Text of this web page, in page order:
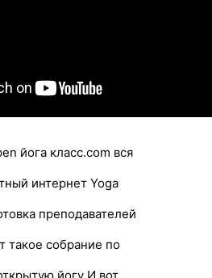
йога класс.com вся
интернет Yoga
преподавателей
такое собрание по